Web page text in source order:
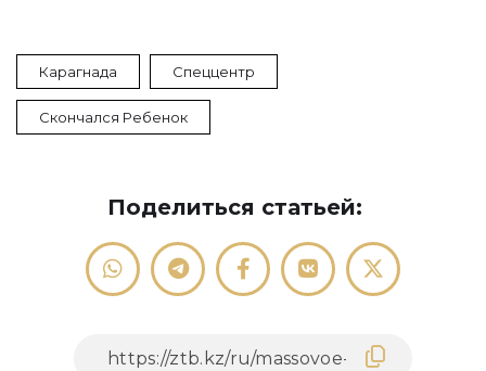
Карагнада Спеццентр
Скончался Ребенок
Поделиться статьей: